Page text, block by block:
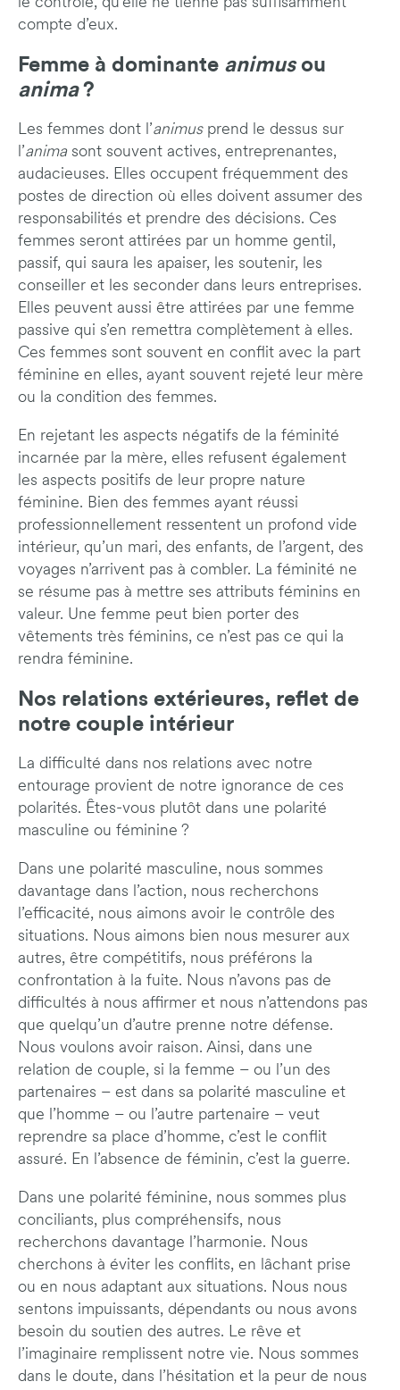
compte d’eux.
Femme à dominante animusou
anima?
Les femmes dont l’animus prend le dessus sur
l’anima sont souvent actives, entreprenantes,
audacieuses. Elles occupent fréquemment des
postes de direction où elles doivent assumer des
responsabilités et prendre des décisions. Ces
femmes seront attirées par un homme gentil,
passif, qui saura les apaiser, les soutenir, les
conseiller et les seconder dans leurs entreprises.
Elles peuvent aussi être attirées par une femme
passive qui s’en remettra complètement à elles.
Ces femmes sont souvent en conflit avec la part
féminine en elles, ayant souvent rejeté leur mère
ou la condition des femmes.
En rejetant les aspects négatifs de la féminité
incarnée par la mère, elles refusent également
les aspects positifs de leur propre nature
féminine. Bien des femmes ayant réussi
professionnellement ressentent un profond vide
intérieur, qu’un mari, des enfants, de l’argent, des
voyages n’arrivent pas à combler. La féminité ne
se résume pas à mettre ses attributs féminins en
valeur. Une femme peut bien porter des
vêtements très féminins, ce n’est pas ce qui la
rendra féminine.
Nos relations extérieures, reflet de
notre couple intérieur
La difficulté dans nos relations avec notre
entourage provient de notre ignorance de ces
polarités. Êtes-vous plutôt dans une polarité
masculine ou féminine ?
Dans une polarité masculine, nous sommes
davantage dans l’action, nous recherchons
l’efficacité, nous aimons avoir le contrôle des
situations. Nous aimons bien nous mesurer aux
autres, être compétitifs, nous préférons la
confrontation à la fuite. Nous n’avons pas de
difficultés à nous affirmer et nous n’attendons pas
que quelqu’un d’autre prenne notre défense.
Nous voulons avoir raison. Ainsi, dans une
relation de couple, si la femme – ou l’un des
partenaires – est dans sa polarité masculine et
que l’homme – ou l’autre partenaire – veut
reprendre sa place d’homme, c’est le conflit
assuré. En l’absence de féminin, c’est la guerre.
Dans une polarité féminine, nous sommes plus
conciliants, plus compréhensifs, nous
recherchons davantage l’harmonie. Nous
cherchons à éviter les conflits, en lâchant prise
ou en nous adaptant aux situations. Nous nous
sentons impuissants, dépendants ou nous avons
besoin du soutien des autres. Le rêve et
l’imaginaire remplissent notre vie. Nous sommes
dans le doute, dans l’hésitation et la peur de nous